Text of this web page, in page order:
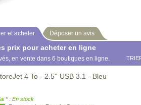
et acheter Déposer un avis
prix pour acheter en ligne
en vente dans 6 boutiques en ligne.
4 To - 2.5'' USB 3.1 - Bleu
* : En stock